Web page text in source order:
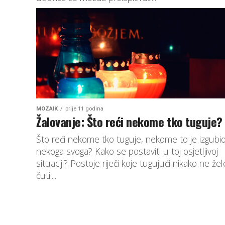
MOZAIK prije 11 godina
Žalovanje: Što reći nekome tko tuguje?
Što reći nekome tko tuguje, nekome to je
nekoga svoga? Kako se postaviti u toj osjetljivoj
situaciji? Postoje riječi koje tugujući nikako ne
čuti....